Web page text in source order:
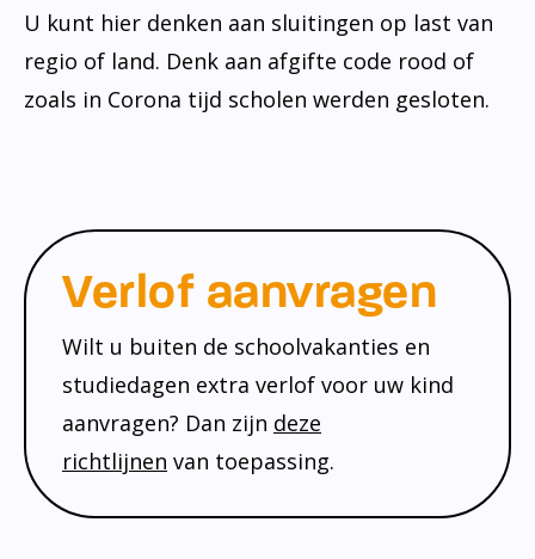
U kunt hier denken aan sluitingen op last van
regio of land. Denk aan afgifte code rood of
zoals in Corona tijd scholen werden gesloten.
Verlof aanvragen
Wilt u buiten de schoolvakanties en
studiedagen extra verlof voor uw kind
aanvragen? Dan zijn deze
richtlijnen van toepassing.